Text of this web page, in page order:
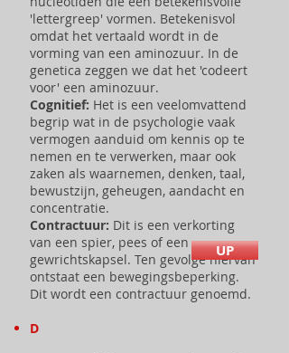
'lettergreep' vormen. Betekenisvol
omdat het vertaald wordt in de
vorming van een aminozuur. In de
genetica zeggen we dat het 'codeert
voor' een aminozuur.
Cognitief: Het is een veelomvattend
begrip wat in de psychologie vaak
vermogen aanduid om kennis op te
nemen en te verwerken, maar ook
zaken als waarnemen, denken, taal,
bewustzijn, geheugen, aandacht en
concentratie.
Contractuur: Dit is een verkorting
van een spier, pees of een
gewrichtskapsel. Ten gevolge hiervan
ontstaat een bewegingsbeperking.
Dit wordt een contractuur genoemd.
D
UP